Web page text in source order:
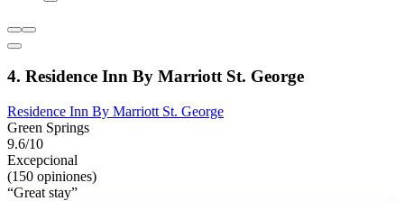
4. Residence Inn By Marriott St. George
Residence Inn By Marriott St. George
Green Springs
9.6/10
Excepcional
(150 opiniones)
“Great stay”